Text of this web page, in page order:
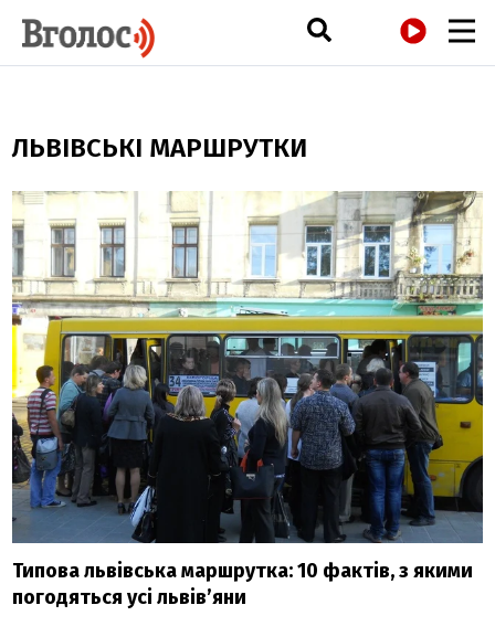
ЛЬВІВСЬКІ МАРШРУТКИ
Типова львівська маршрутка: 10 фактів, з якими
погодяться усі львів’яни